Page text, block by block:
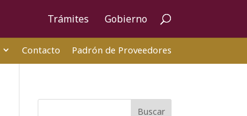
Trámites Gobierno
Contacto Padrón de Proveedores
Buscar